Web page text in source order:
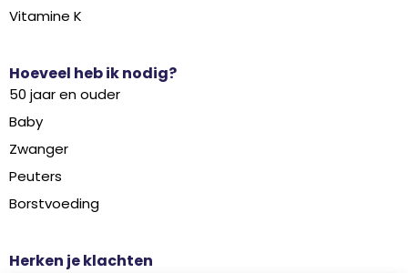
Vitamine K
Hoeveel heb ik nodig?
50 jaar en ouder
Baby
Zwanger
Peuters
Borstvoeding
Herken je klachten